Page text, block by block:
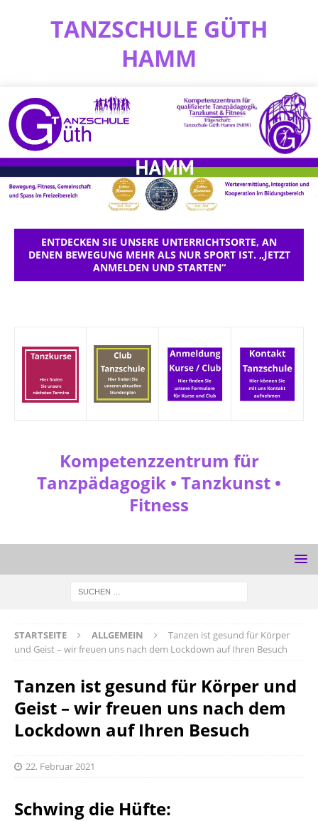
TANZSCHULE GÜTH
HAMM
ENTDECKEN SIE UNSERE UNTERRICHTSORTE, AN
DENEN BEWEGUNG MEHR ALS NUR SPORT IST. „JETZT
ANMELDEN UND STARTEN“
Kompetenzzentrum für
Tanzpädagogik • Tanzkunst •
Fitness
STARTSEITE ALLGEMEIN
Tanzen ist gesund für Körper
und Geist – wir freuen uns nach dem Lockdown auf Ihren Besuch
Tanzen ist gesund für Körper und
Geist – wir freuen uns nach dem
Lockdown auf Ihren Besuch
22. Februar 2021
Schwing die Hüfte: